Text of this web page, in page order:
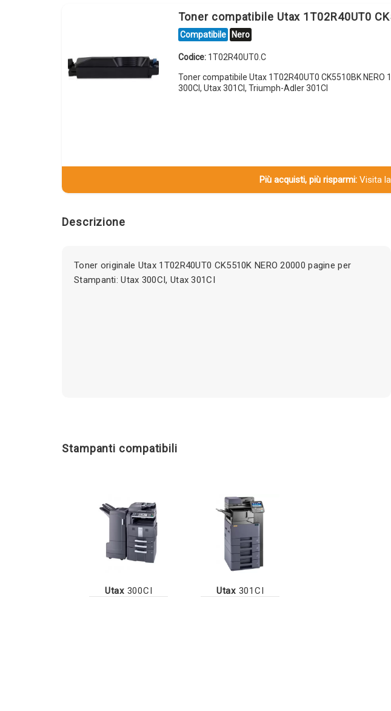
Toner compatibile Utax 1T02R40UT0
Compatibile Nero
Codice: 1T02R40UT0.C
Toner compatibile Utax 1T02R40UT0 CK5510BK
300CI, Utax 301CI, Triumph-Adler 301CI
Più acquisti, più risparmi:Visita
Descrizione
Toner originale Utax 1T02R40UT0 CK5510K NERO 20000 pagine per
Stampanti: Utax 300CI, Utax 301CI
Stampanti compatibili
Utax300CI Utax301CI